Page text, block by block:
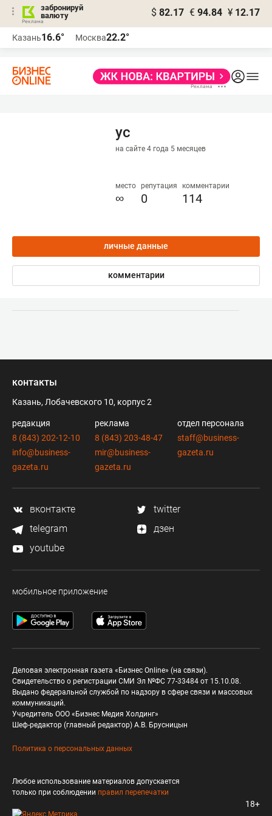
забронируй
валюту
$ 82.17 € 94.84 ¥ 12.17
Казань16.6° Москва22.2°
ус
на сайте 4 года 5 месяцев
место
∞
репутация
0
комментарии
114
личные данные
комментарии
контакты
Казань, Лобачевского 10, корпус 2
редакция
8 (843) 202-12-10
info@business-
gazeta.ru
реклама
8 (843) 203-48-47
mir@business-
gazeta.ru
отдел персонала
staff@business-
gazeta.ru
вконтакте
twitter
telegram
дзен
youtube
мобильное приложение
Деловая электронная газета «Бизнес Online» (на связи).
Свидетельство о регистрации СМИ Эл №ФС 77-33484 от 15.10.08.
Выдано федеральной службой по надзору в сфере связи и массовых
коммуникаций.
Учредитель ООО «Бизнес Медия Холдинг»
Шеф-редактор (главный редактор) А.В. Брусницын
Политика о персональных данных
Любое использование материалов допускается
только при соблюдении правил перепечатки
18+